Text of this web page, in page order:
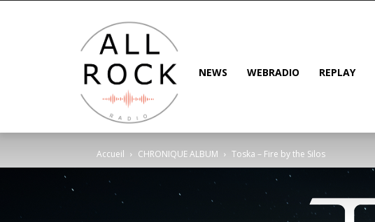
NEWS WEBRADIO REPLAY
Accueil CHRONIQUE ALBUM Toska – Fire by the Silos